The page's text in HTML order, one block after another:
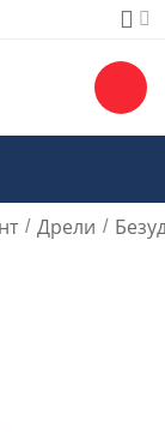
/ Дрели /